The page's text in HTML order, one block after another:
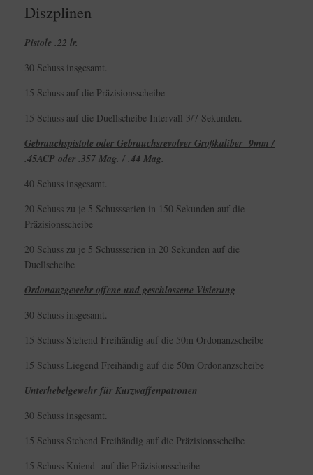
Diszplinen
Pistole .22 lr.
30 Schuss insgesamt.
15 Schuss auf die Präzisionsscheibe
15 Schuss auf die Duellscheibe Intervall 3/7 Sekunden.
Gebrauchspistole oder Gebrauchsrevolver Großkaliber 9mm /
.45ACP oder .357 Mag. / .44 Mag.
40 Schuss insgesamt.
20 Schuss zu je 5 Schussserien in 150 Sekunden auf die
Präzisionsscheibe
20 Schuss zu je 5 Schussserien in 20 Sekunden auf die
Duellscheibe
Ordonanzgewehr offene und geschlossene Visierung
30 Schuss insgesamt.
15 Schuss Stehend Freihändig auf die 50m Ordonanzscheibe
15 Schuss Liegend Freihändig auf die 50m Ordonanzscheibe
Unterhebelgewehr für Kurzwaffenpatronen
30 Schuss insgesamt.
15 Schuss Stehend Freihändig auf die Präzisionsscheibe
15 Schuss Kniend auf die Präzisionsscheibe